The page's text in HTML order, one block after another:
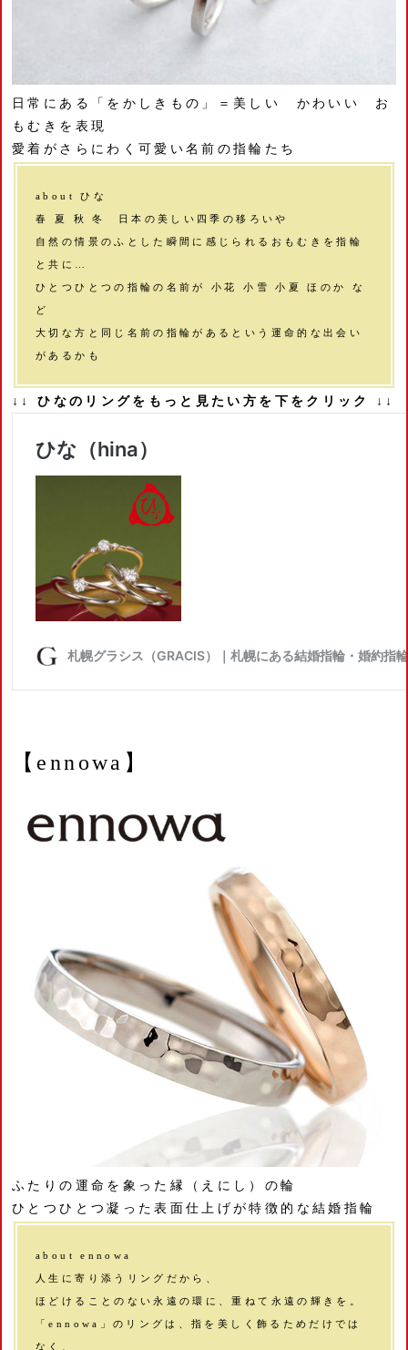
日常にある「をかしきもの」＝美しい かわいい お
もむきを表現
愛着がさらにわく可愛い名前の指輪たち
about ひな
春 夏 秋 冬 日本の美しい四季の移ろいや
自然の情景のふとした瞬間に感じられるおもむきを指輪
と共に…
ひとつひとつの指輪の名前が 小花 小雪 小夏 ほのか な
ど
大切な方と同じ名前の指輪があるという運命的な出会い
があるかも
↓↓ ひなのリングをもっと見たい方を下をクリック ↓↓
【ennowa】
ふたりの運命を象った縁（えにし）の輪
ひとつひとつ凝った表面仕上げが特徴的な結婚指輪
about ennowa
人生に寄り添うリングだから、
ほどけることのない永遠の環に、重ねて永遠の輝きを。
「ennowa」のリングは、指を美しく飾るためだけでは
なく、